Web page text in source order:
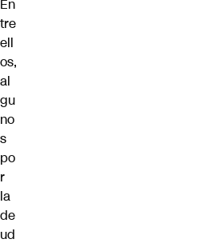
En
tre
ell
os,
al
gu
no
s
po
r
la
de
ud